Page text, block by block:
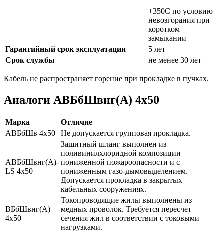
+350C по условию
невозгорания при
коротком
замыкании
Гарантийный срок эксплуатации
5 лет
Срок службы
не менее 30 лет
Кабель не распространяет горение при прокладке в пучках.
Аналоги АВБбШвнг(А) 4х50
Марка
Отличие
АВБбШв 4х50
Не допускается групповая прокладка.
АВБбШвнг(А)-
LS 4х50
Защитный шланг выполнен из
поливинилхлоридной композиции
пониженной пожароопасности и с
пониженным газо-дымовыделением.
Допускается прокладка в закрытых
кабельных сооружениях.
ВБбШвнг(А)
4х50
Токопроводящие жилы выполнены из
медных проволок. Требуется пересчет
сечения жил в соответствии с токовыми
нагрузками.